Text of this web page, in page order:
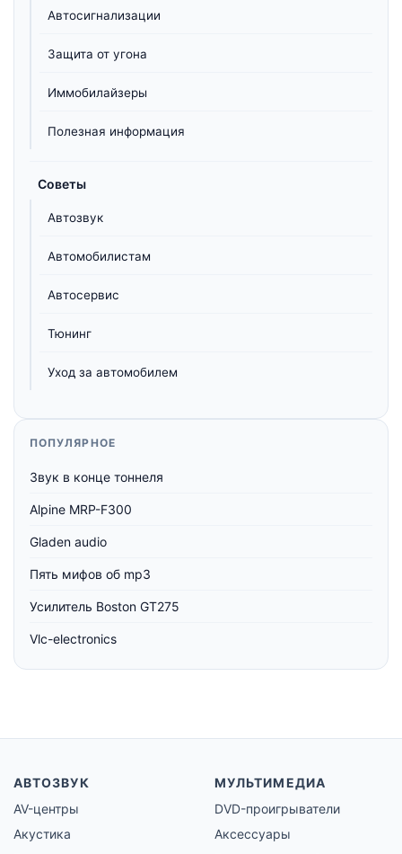
Автосигнализации
Защита от угона
Иммобилайзеры
Полезная информация
Советы
Автозвук
Автомобилистам
Автосервис
Тюнинг
Уход за автомобилем
ПОПУЛЯРНОЕ
Звук в конце тоннеля
Alpine MRP-F300
Gladen audio
Пять мифов об mp3
Усилитель Boston GT275
Vlc-electronics
АВТОЗВУК
AV-центры
Акустика
МУЛЬТИМЕДИА
DVD-проигрыватели
Аксессуары